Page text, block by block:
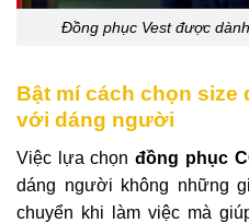
Đồng phục Vest được
Bật mí cách chọn size
với dáng người
Việc lựa chọnđồng phục
dáng người không những
chuyển khi làm việc mà